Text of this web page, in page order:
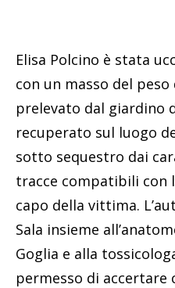
Elisa Polcino è stata
con un masso del
prelevato dal giardino
recuperato sul luogo
sotto sequestro dai
tracce compatibili con
capo della vittima.
Sala insieme
Goglia e alla
permesso di accertare